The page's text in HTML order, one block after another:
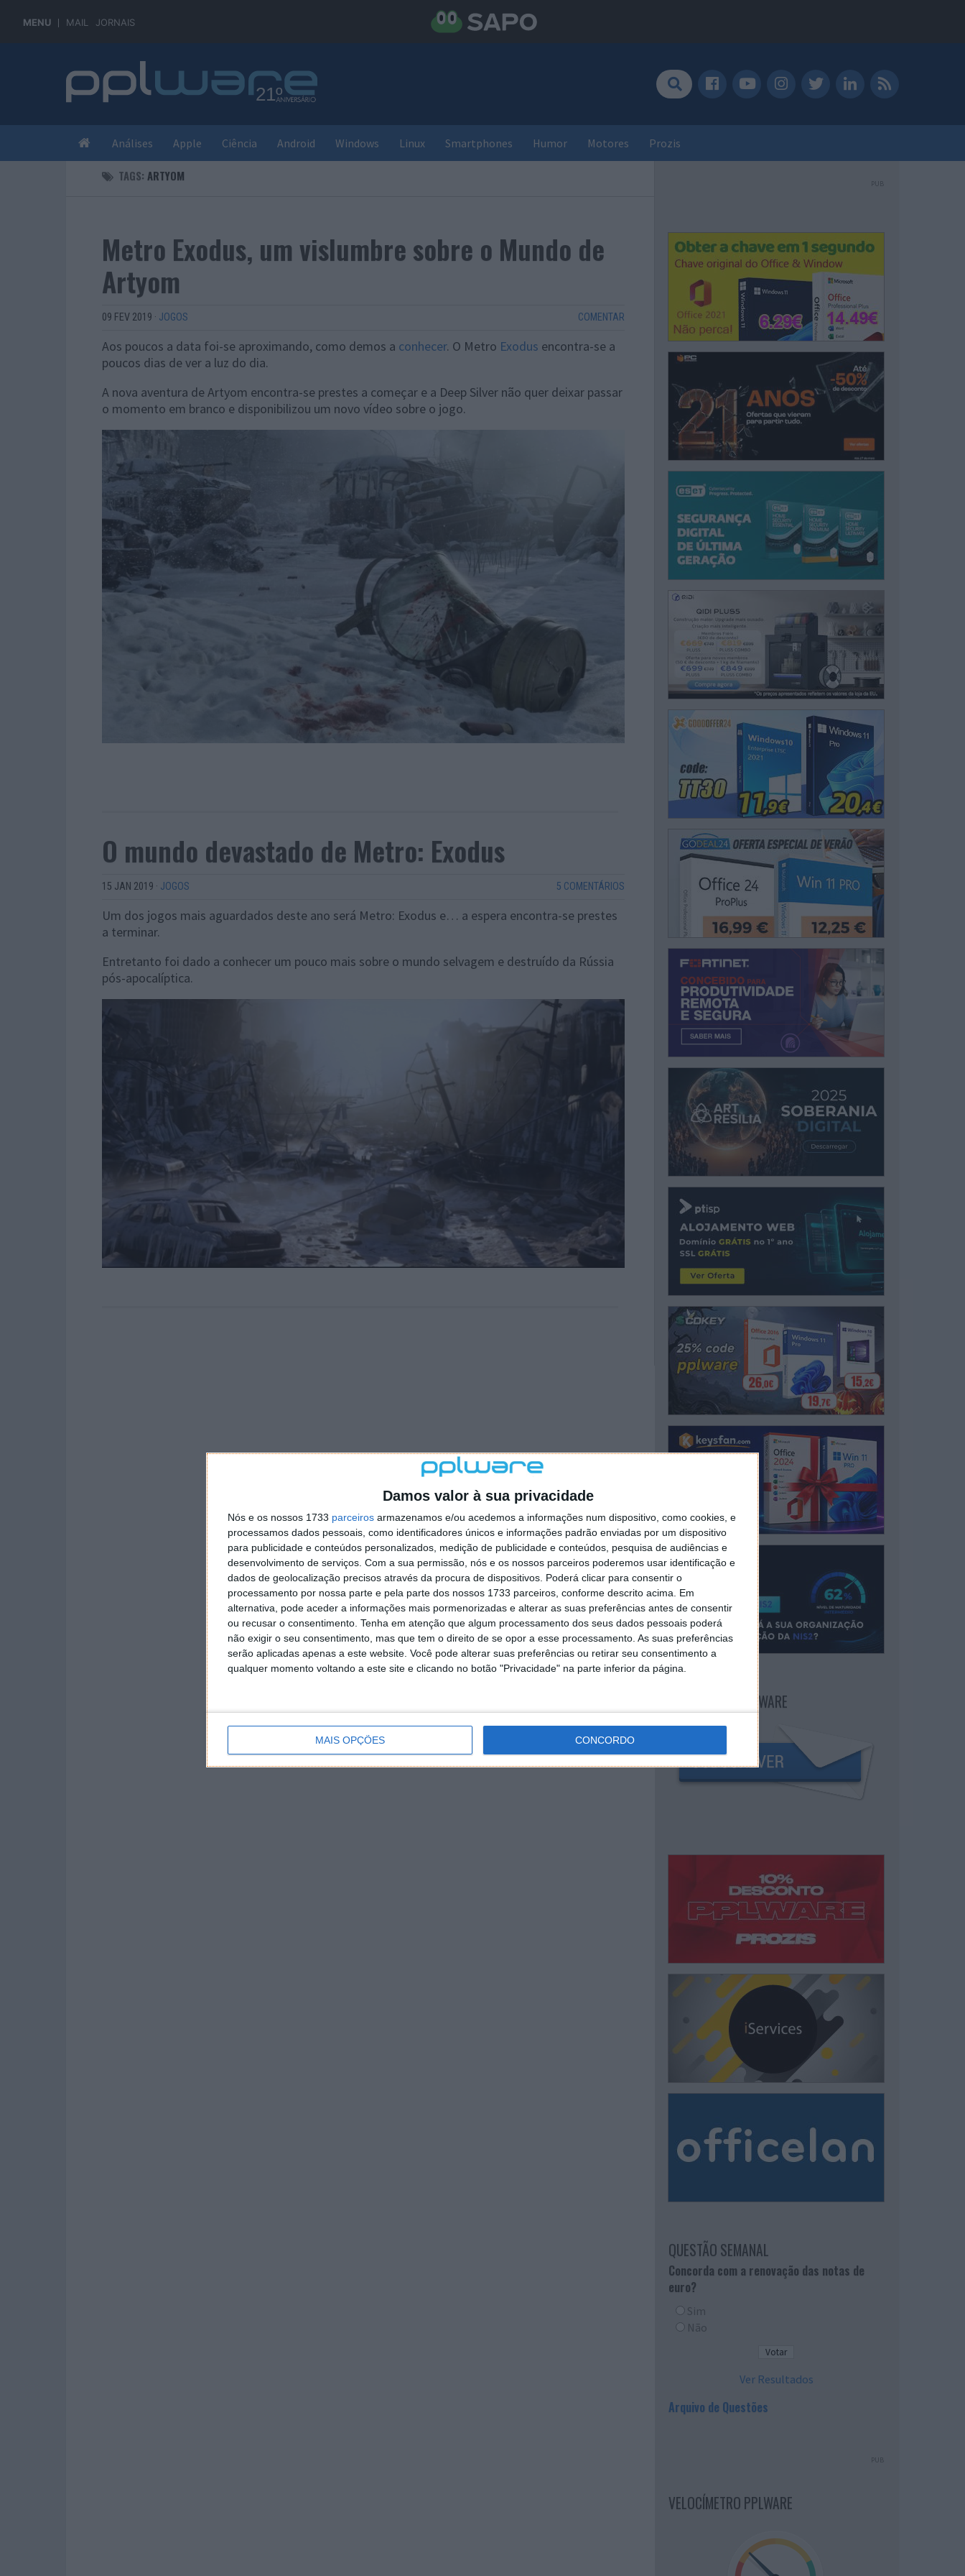
Damos valor à sua privacidade
Nós e os nossos 1733 parceiros armazenamos e/ou acedemos a informações num dispositivo, como cookies, e
processamos dados pessoais, como identificadores únicos e informações padrão enviadas por um dispositivo
para publicidade e conteúdos personalizados, medição de publicidade e conteúdos, pesquisa de audiências e
desenvolvimento de serviços. Com a sua permissão, nós e os nossos parceiros poderemos usar identificação e
dados de geolocalização precisos através da procura de dispositivos. Poderá clicar para consentir o
processamento por nossa parte e pela parte dos nossos 1733 parceiros, conforme descrito acima. Em
alternativa, pode aceder a informações mais pormenorizadas e alterar as suas preferências antes de consentir
ou recusar o consentimento. Tenha em atenção que algum processamento dos seus dados pessoais poderá
não exigir o seu consentimento, mas que tem o direito de se opor a esse processamento. As suas preferências
serão aplicadas apenas a este website. Você pode alterar suas preferências ou retirar seu consentimento a
qualquer momento voltando a este site e clicando no botão "Privacidade" na parte inferior da página.
MAIS OPÇÕES CONCORDO
MENU MAIL JORNAIS
Análises Apple Ciência Android Windows Linux Smartphones Humor Motores Prozis
TAGS: ARTYOM
Metro Exodus, um vislumbre sobre o Mundo de
Artyom
09 FEV 2019 · JOGOS COMENTAR
Aos poucos a data foi-se aproximando, como demos a conhecer. O Metro Exodus encontra-se a
poucos dias de ver a luz do dia.
A nova aventura de Artyom encontra-se prestes a começar e a Deep Silver não quer deixar passar
o momento em branco e disponibilizou um novo vídeo sobre o jogo.
O mundo devastado de Metro: Exodus
15 JAN 2019 · JOGOS 5 COMENTÁRIOS
Um dos jogos mais aguardados deste ano será Metro: Exodus e… a espera encontra-se prestes
a terminar.
Entretanto foi dado a conhecer um pouco mais sobre o mundo selvagem e destruído da Rússia
pós-apocalíptica.
PUB
NEWSLETTER PPLWARE
QUESTÃO SEMANAL
Concorda com a renovação das notas de
euro?
Sim
Não
Ver Resultados
Arquivo de Questões
PUB
VELOCÍMETRO PPLWARE